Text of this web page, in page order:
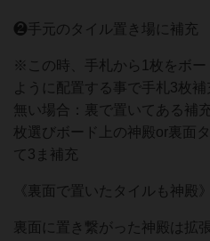
❷手元のタイル置き場に補充
※この時、手札から1枚をボ
ように配置する事で手札3枚
無い場合：裏で置いてある補
枚選びボード上の神殿or裏面
て3ま補充
《裏面で置いたタイルも神殿》
裏面に置き繋がった神殿は拡